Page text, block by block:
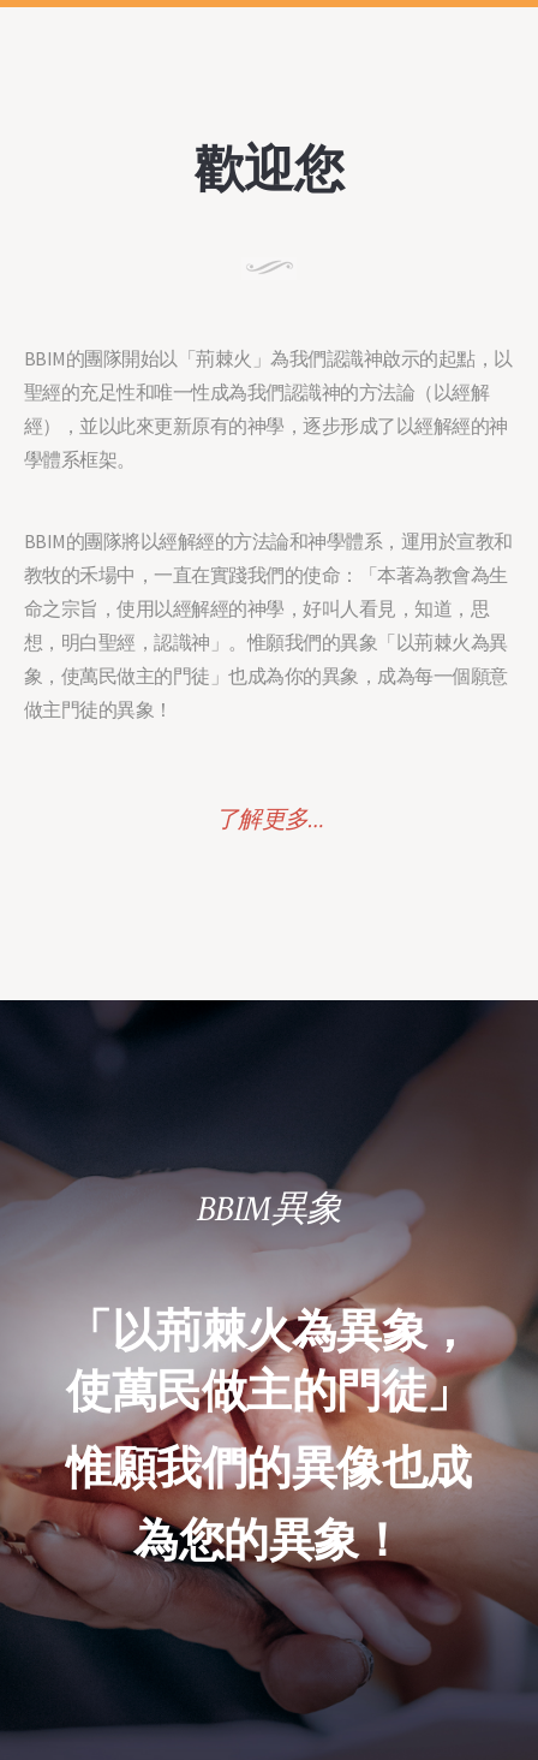
歡迎您
BBIM的團隊開始以「荊棘⽕」為我們認識神啟⽰的起點，以
聖經的充⾜性和唯⼀性成為我們認識神的⽅法論（以經解
經），並以此來更新原有的神學，逐步形成了以經解經的神
學體系框架。
BBIM的團隊將以經解經的⽅法論和神學體系，運⽤於宣教和
教牧的⽲場中，⼀直在實踐我們的使命：「本著為教會為⽣
命之宗旨，使⽤以經解經的神學，好叫⼈看⾒，知道，思
想，明⽩聖經，認識神」。惟願我們的異象「以荊棘⽕為異
象，使萬⺠做主的⾨徒」也成為你的異象，成為每⼀個願意
做主⾨徒的異象！
了解更多…
BBIM異象
「以荊棘⽕為異象，
使萬⺠做主的⾨徒」
惟願我們的異像也成
為您的異象！